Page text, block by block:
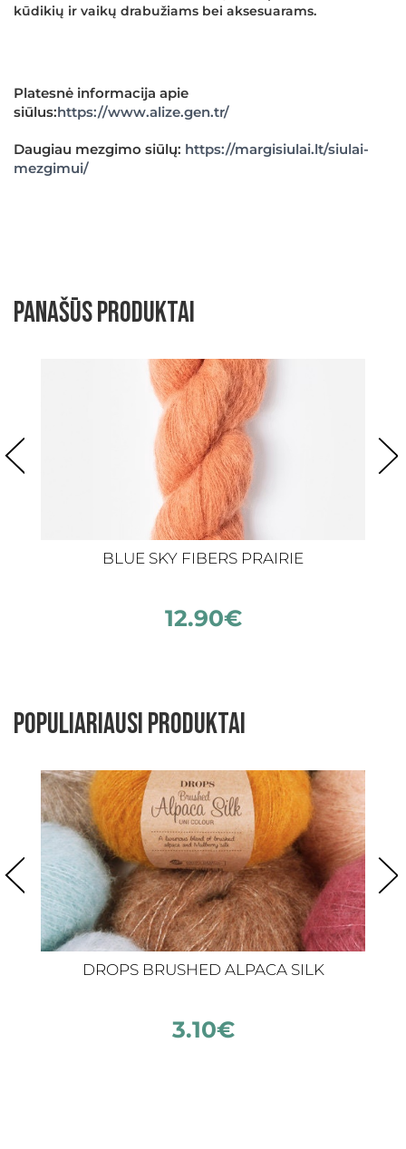
kūdikių ir vaikų drabužiams bei aksesuarams.
Platesnė informacija apie
siūlus:https://www.alize.gen.tr/
Daugiau mezgimo siūlų: https://margisiulai.lt/siulai-
mezgimui/
Panašūs produktai
BLUE SKY FIBERS PRAIRIE
12.90€
Populiariausi produktai
DROPS BRUSHED ALPACA SILK
3.10€